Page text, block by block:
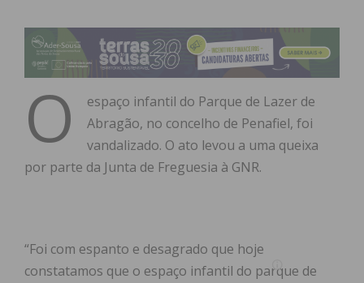
O
espaço infantil do Parque de Lazer de
Abragão, no concelho de Penafiel, foi
vandalizado. O ato levou a uma queixa
por parte da Junta de Freguesia à GNR.
“Foi com espanto e desagrado que hoje
constatamos que o espaço infantil do parque de